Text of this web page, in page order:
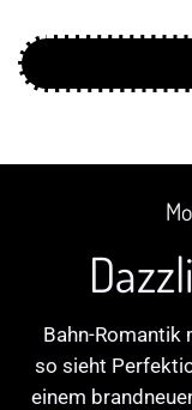
Bahn-Romantik
so sieht
einem